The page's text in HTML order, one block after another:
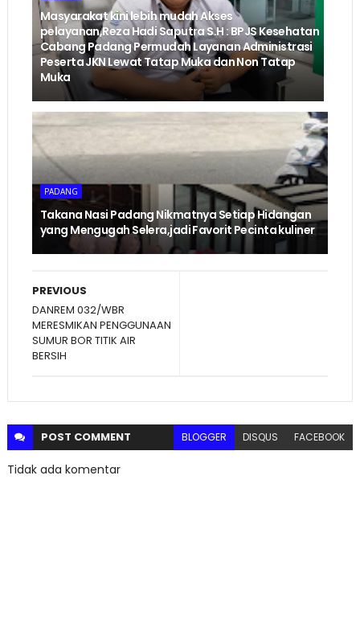
Masyarakat kini lebih mudah Akses
pelayanan,Reza Hadi Saputra S.H : BPJS Kesehatan
Cabang Padang Permudah Layanan Administrasi
Peserta JKN Lewat Tatap Muka dan Non Tatap
Muka
PADANG
Takana Nasi Padang Nikmatnya Setiap Hidangan
yang Mengugah Selera,jadi Favorit Pecinta kuliner
PREVIOUS
DANREM 032/WBR
MERESMIKAN PENGGUNAAN
SUMUR BOR TITIK AIR
BERSIH
POST COMMENT BLOGGER DISQUS FACEBOOK
Tidak ada komentar